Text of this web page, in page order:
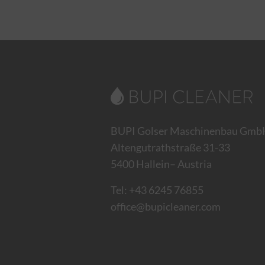
BUPI Golser Maschinenbau
Altengutrathstraße 31-33
5400 Hallein– Austria
Tel: +43 6245 76855
office@bupicleaner.com